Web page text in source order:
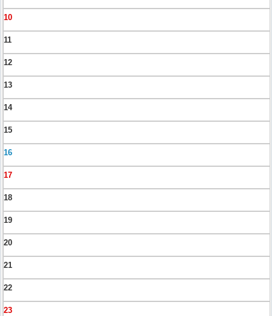
10
11
12
13
14
15
16
17
18
19
20
21
22
23